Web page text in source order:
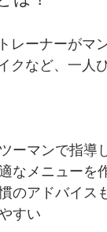
レーナーがマ
クなど、一人
ーマンで指導
なメニューを
のアドバイス
すい